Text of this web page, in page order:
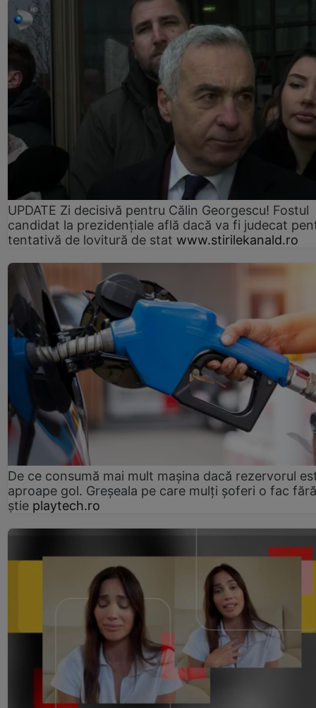
UPDATE Zi decisivă pentru Călin Georgescu! Fostul
candidat la prezidențiale află dacă va fi judecat
tentativă de lovitură de stat www.stirilekanald.ro
De ce consumă mai mult mașina dacă rezervorul
aproape gol. Greșeala pe care mulți șoferi o fac
știe playtech.ro